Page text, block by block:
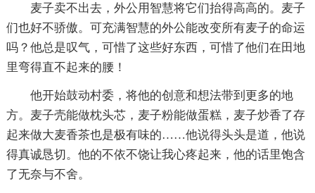
麦子卖不出去，外公用智慧将它们抬得高高的。麦子
们也好不骄傲。可充满智慧的外公能改变所有麦子的命运
吗？他总是叹气，可惜了这些好东西，可惜了他们在田地
里弯得直不起来的腰！
他开始鼓动村委，将他的创意和想法带到更多的地
方。麦子壳能做枕头芯，麦子粉能做蛋糕，麦子炒香了存
起来做大麦香茶也是极有味的……他说得头头是道，他说
得真诚恳切。他的不依不饶让我心疼起来，他的话里饱含
了无奈与不舍。